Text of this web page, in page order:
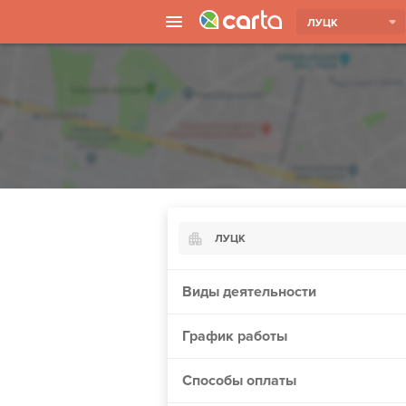
ЛУЦК
ЛУЦК
Борисполь
Виды деятельности
График работы
Способы оплаты